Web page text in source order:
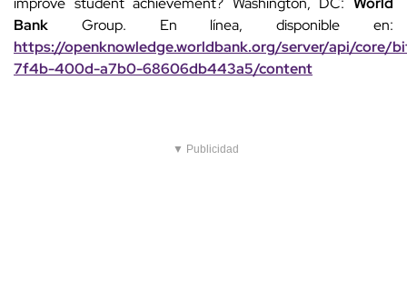
Bank Group. En línea, disponible en:
https://openknowledge.worldbank.org/server/api/core/
7f4b-400d-a7b0-68606db443a5/content
▼ Publicidad